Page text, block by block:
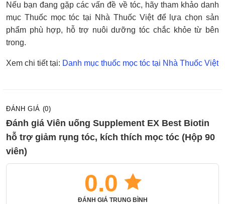
Nếu bạn đang gặp các vấn đề về tóc, hãy tham khảo danh
mục Thuốc mọc tóc tại Nhà Thuốc Việt để lựa chọn sản
phẩm phù hợp, hỗ trợ nuôi dưỡng tóc chắc khỏe từ bên
trong.
Xem chi tiết tại: Danh mục thuốc mọc tóc tại Nhà Thuốc Việt
ĐÁNH GIÁ (0)
Đánh giá Viên uống Supplement EX Best Biotin
hỗ trợ giảm rụng tóc, kích thích mọc tóc (Hộp 90
viên)
0.0
ĐÁNH GIÁ TRUNG BÌNH